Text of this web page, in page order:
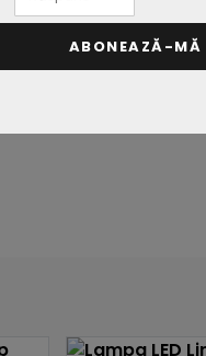
ABONEAZĂ-MĂ